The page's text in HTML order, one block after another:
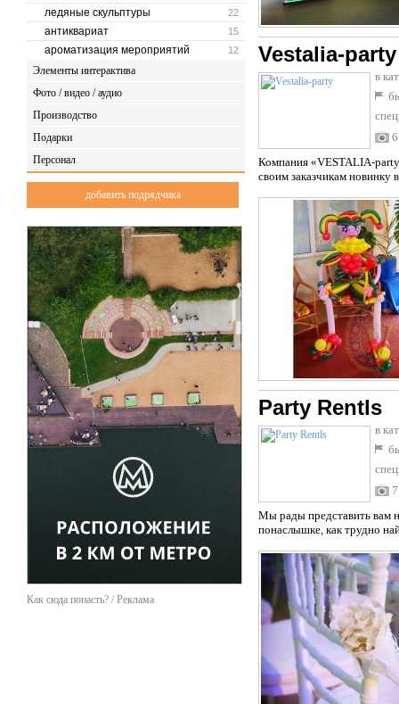
22
ледяные скульптуры
15
антиквариат
12
ароматизация мероприятий
Элементы интерактива
Фото / видео / аудио
Производство
Подарки
Персонал
добавить подрядчика
Как сюда попасть? / Реклама
Vestalia-party
в
6
Компания «VESTALIA-
своим заказчикам новинку
Party Rentls
в
7
Мы рады представить вам
понаслышке, как трудно